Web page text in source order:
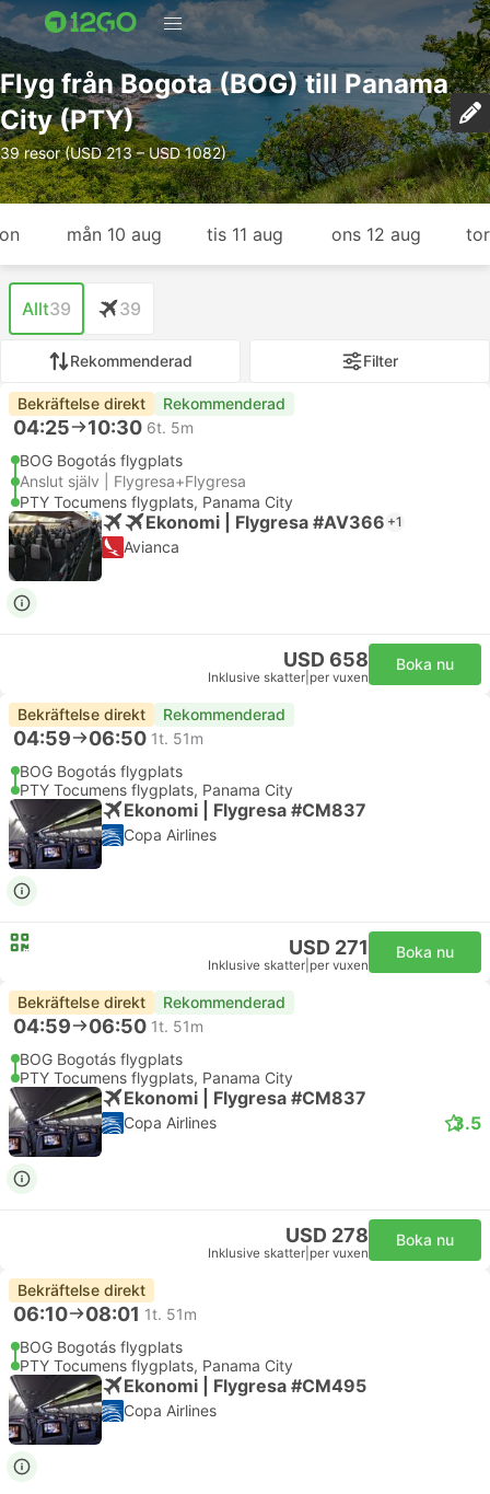
Flyg från Bogota (BOG) till Panama
City (PTY)
39 resor (USD 213 – USD 1082)
mån 10 aug tis 11 aug ons 12 aug
Allt39 39
Rekommenderad Filter
Bekräftelse direkt Rekommenderad
04:25 10:30 6t. 5m
BOG Bogotás flygplats
Anslut själv | Flygresa+Flygresa
PTY Tocumens flygplats, Panama City
Ekonomi | Flygresa #AV366 +1
Avianca
USD 658
Inklusive skatter per vuxen
Boka nu
Bekräftelse direkt Rekommenderad
04:59 06:50 1t. 51m
BOG Bogotás flygplats
PTY Tocumens flygplats, Panama City
Ekonomi | Flygresa #CM837
Copa Airlines
USD 271
Inklusive skatter per vuxen
Boka nu
Bekräftelse direkt Rekommenderad
04:59 06:50 1t. 51m
BOG Bogotás flygplats
PTY Tocumens flygplats, Panama City
Ekonomi | Flygresa #CM837
Copa Airlines 3.5
USD 278
Inklusive skatter per vuxen
Boka nu
Bekräftelse direkt
06:10 08:01 1t. 51m
BOG Bogotás flygplats
PTY Tocumens flygplats, Panama City
Ekonomi | Flygresa #CM495
Copa Airlines